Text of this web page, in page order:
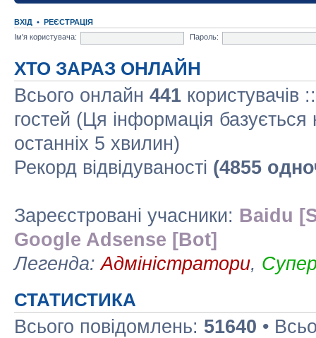
ВХІД • РЕЄСТРАЦІЯ
Ім'я користувача:
Пароль:
ХТО ЗАРАЗ ОНЛАЙН
Всього онлайн 441 користувачів
гостей (Ця інформація базується
останніх 5 хвилин)
Рекорд відвідуваності (4855
Зареєстровані учасники: Baidu
Google Adsense [Bot]
Легенда:Адміністратори,
СТАТИСТИКА
Всього повідомлень: 51640 •